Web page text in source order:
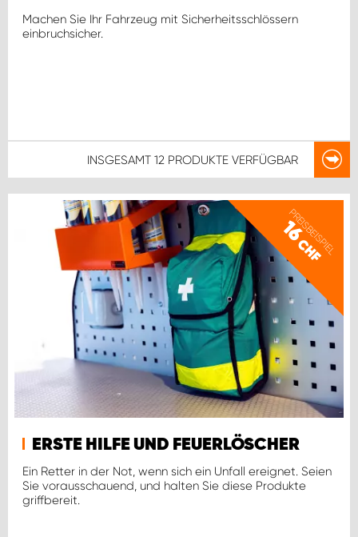
Machen Sie Ihr Fahrzeug mit Sicherheitsschlössern
einbruchsicher.
INSGESAMT 12 PRODUKTE VERFÜGBAR
PREISBEISPIEL
16
CHF
ERSTE HILFE UND FEUERLÖSCHER
Ein Retter in der Not, wenn sich ein Unfall ereignet. Seien
Sie vorausschauend, und halten Sie diese Produkte
griffbereit.